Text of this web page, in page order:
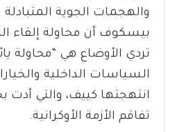
والهجمات الجوية المتبادلة
بيسكوف أن محاولة إلقاء
تردي الأوضاع هي “محاولة
السياسات الداخلية
انتهجتها كييف، والتي
تفاقم الأزمة الأوكرانية.